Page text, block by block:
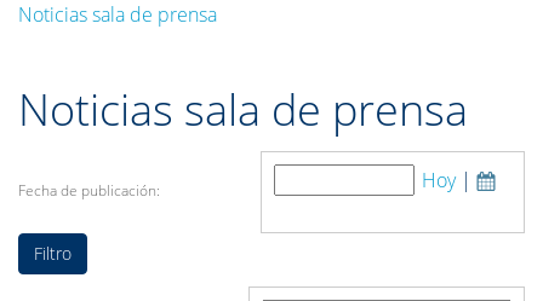
Noticias sala de prensa
Noticias sala de prensa
Fecha de publicación: Hoy|